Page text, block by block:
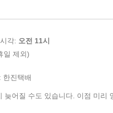
각: 오전 11시
일 제외)
진택배
늦어질 수도 있습니다. 이점 미리